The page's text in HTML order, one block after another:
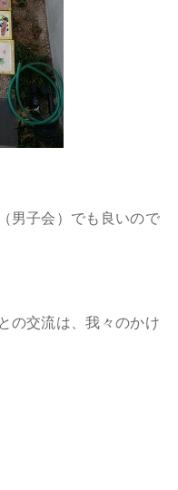
男子会）でも良いので
の交流は、我々のかけ